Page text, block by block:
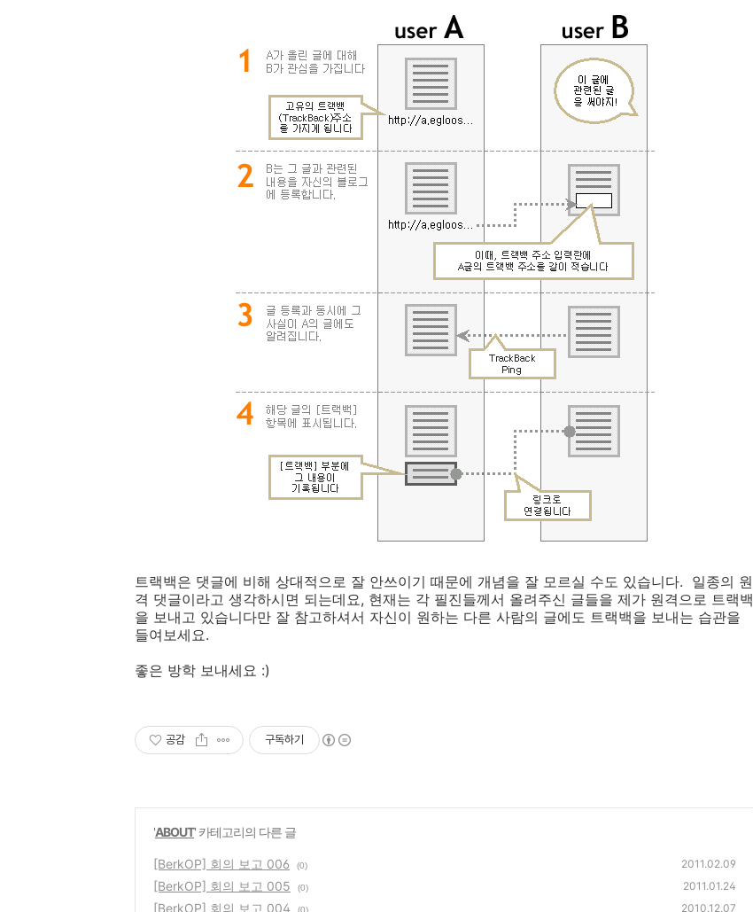
트랙백은 댓글에 비해 상대적으로 잘 안쓰이기 때문에 개념을 잘 모르실 수도 있습니다. 일종의 원
격 댓글이라고 생각하시면 되는데요, 현재는 각 필진들께서 올려주신 글들을 제가 원격으로 트랙백
을 보내고 있습니다만 잘 참고하셔서 자신이 원하는 다른 사람의 글에도 트랙백을 보내는 습관을
들여보세요.
좋은 방학 보내세요 :)
공감 구독하기
'ABOUT' 카테고리의 다른 글
[BerkOP] 회의 보고 006 (0) 2011.02.09
[BerkOP] 회의 보고 005 (0) 2011.01.24
[BerkOP] 회의 보고 004 (0) 2010.12.07